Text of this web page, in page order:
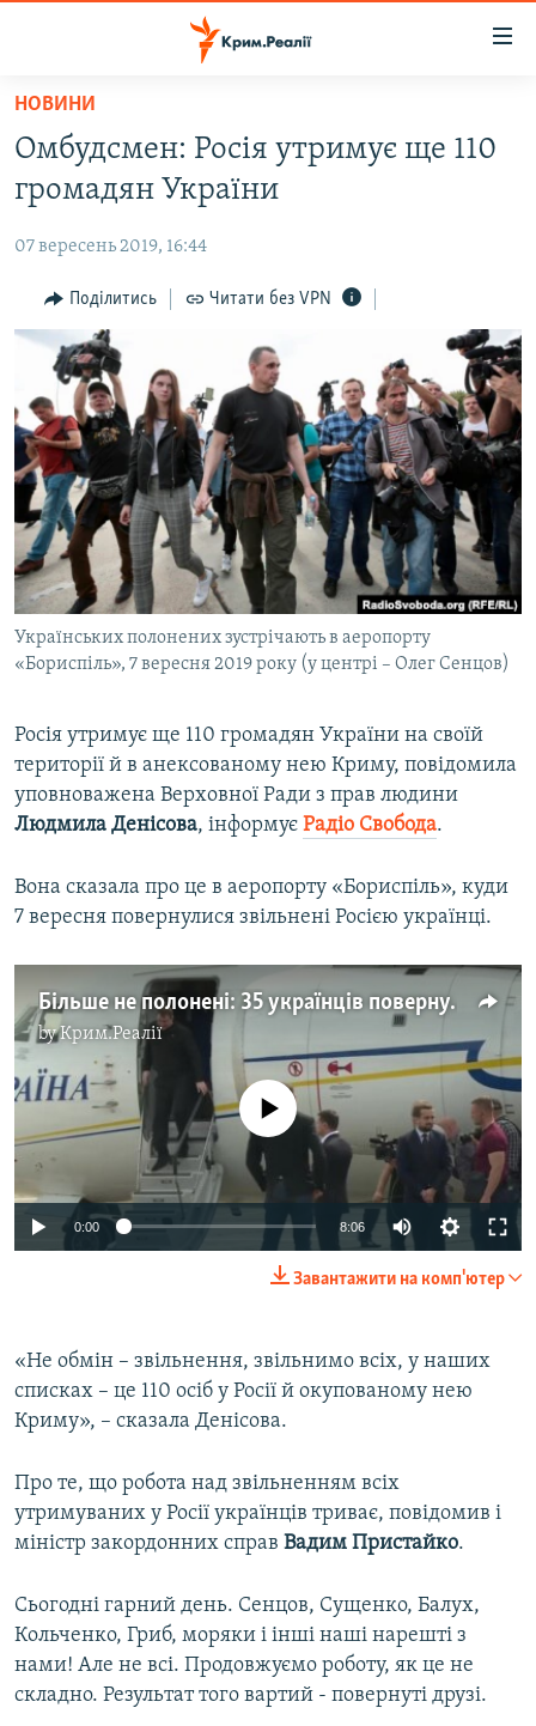
Перейти
основного
матеріалу
Перейти
до
навігації
Перейти
пошуку
НОВИНИ
ВОДА.КРИМ
ВІДЕО ТА ФОТО
ПОЛІТИКА
БЛОГИ
ПОГЛЯД
ІНТЕРВ'Ю
ВСЕ ЗА ДЕНЬ
СПЕЦПРОЕКТИ
ДЕПОРТАЦІЯ
ВІДЕОУРОКИ «ELIFBE»
СВІДЧЕННЯ ОКУПАЦІЇ
УКРАЇНСЬКА ПРОБЛЕМА КРИМУ
ЯК ОБІЙТИ БЛОКУВАННЯ
Русский
Qırımtatar
Усі сайти RFE/RL
НОВИНИ
Омбудсмен: Росія утримує ще 110
громадян України
07 вересень 2019, 16:44
Поділитись Читати без VPN
Українських полонених зустрічають в аеропорту
«Бориспіль», 7 вересня 2019 року (у центрі – Олег Сенцов)
Росія утримує ще 110 громадян України на своїй
території й в анексованому нею Криму, повідомила
уповноважена Верховної Ради з прав людини
Людмила Денісова, інформує Радіо Свобода.​
Вона сказала про це в аеропорту «Бориспіль», куди
7 вересня повернулися звільнені Росією українці.
Більше не полонені: 35 українців повернулись додому (відео)
byКрим.Реалії
No media source currently available
0:00 8:06
Завантажити на комп'ютер
«Не обмін – звільнення, звільнимо всіх, у наших
списках – це 110 осіб у Росії й окупованому нею
Криму», – сказала Денісова.
Про те, що робота над звільненням всіх
утримуваних у Росії українців триває, повідомив і
міністр закордонних справ Вадим Пристайко.
Сьогодні гарний день. Сенцов, Сущенко, Балух,
Кольченко, Гриб, моряки і інші наші нарешті з
нами! Але не всі. Продовжуємо роботу, як це не
складно. Результат того вартий - повернуті друзі.